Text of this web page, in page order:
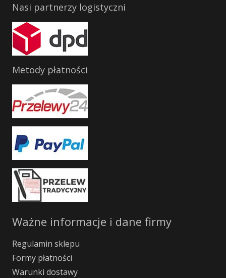
Nasi partnerzy logistyczni
Metody płatności
Ważne informacje i dane firmy
Regulamin sklepu
Formy płatności
Warunki dostawy